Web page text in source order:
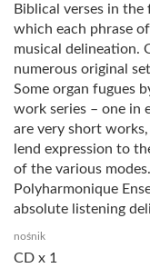
Biblical verses in
which each phrase
musical delineation.
numerous original
Some organ fugues
work series – one in
are very short
lend expression to
of the various
Polyharmonique
absolute listening
nośnik
CD x 1